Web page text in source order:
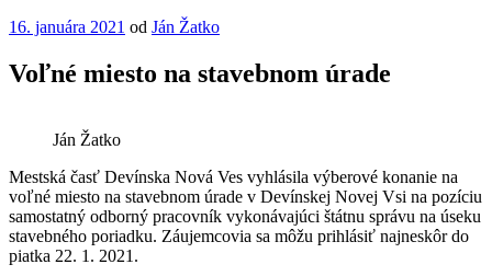
Publikované
16. januára 2021 od Ján Žatko
Voľné miesto na stavebnom úrade
Ján Žatko
Mestská časť Devínska Nová Ves vyhlásila výberové konanie na
voľné miesto na stavebnom úrade v Devínskej Novej Vsi na pozíciu
samostatný odborný pracovník vykonávajúci štátnu správu na úseku
stavebného poriadku. Záujemcovia sa môžu prihlásiť najneskôr do
piatka 22. 1. 2021.